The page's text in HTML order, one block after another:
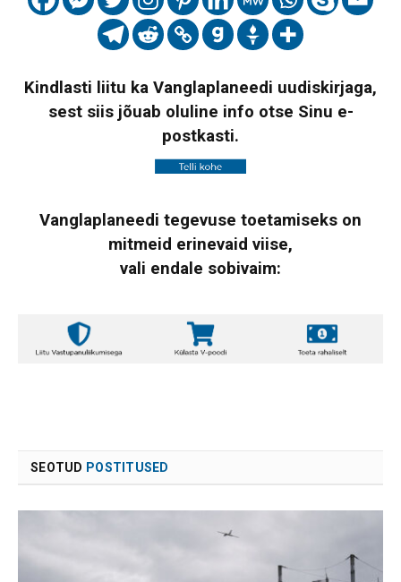
Kindlasti liitu ka Vanglaplaneedi uudiskirjaga,
sest siis jõuab oluline info otse Sinu e-
postkasti.
Vanglaplaneedi tegevuse toetamiseks on
mitmeid erinevaid viise,
vali endale sobivaim:
SEOTUD POSTITUSED